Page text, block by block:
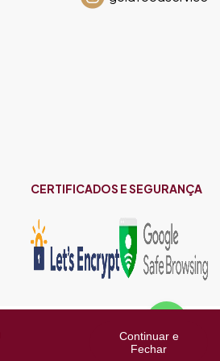
CERTIFICADOS E SEGURANÇA
Continuar e
Fechar